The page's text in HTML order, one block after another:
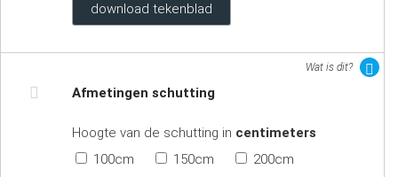
download tekenblad
Wat is dit?
Afmetingen schutting
Hoogte van de schutting in centimeters
100cm
150cm
200cm